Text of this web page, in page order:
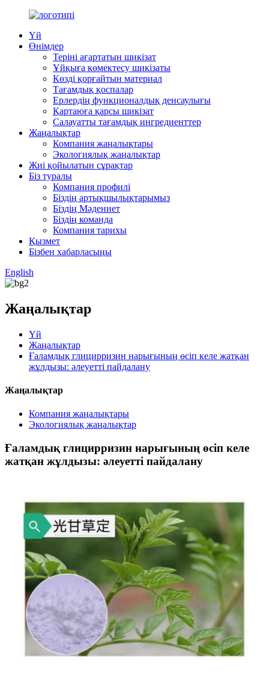
Үй
Өнімдер
Теріні ағартатын шикізат
Ұйқыға көмектесу шикізаты
Көзді қорғайтын материал
Тағамдық қоспалар
Ерлердің функционалдық денсаулығы
Қартаюға қарсы шикізат
Салауатты тағамдық ингредиенттер
Жаңалықтар
Компания жаңалықтары
Экологиялық жаңалықтар
Жиі қойылатын сұрақтар
Біз туралы
Компания профилі
Біздің артықшылықтарымыз
Біздің Мәдениет
Біздің команда
Компания тарихы
Қызмет
Бізбен хабарласыңы
English
Жаңалықтар
Үй
Жаңалықтар
Ғаламдық глицирризин нарығының өсіп келе жатқан
жұлдызы: әлеуетті пайдалану
Жаңалықтар
Компания жаңалықтары
Экологиялық жаңалықтар
Ғаламдық глицирризин нарығының өсіп келе
жатқан жұлдызы: әлеуетті пайдалану